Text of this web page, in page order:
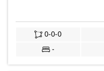
0-0-0
-